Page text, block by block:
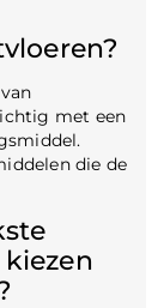
met een
die de